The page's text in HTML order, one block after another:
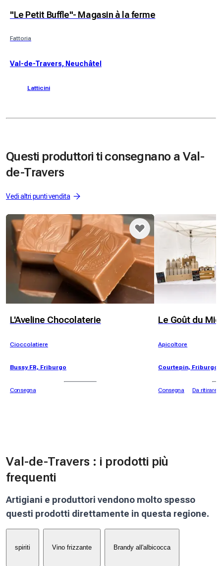
"Le Petit Buffle"- Magasin à la ferme
Fattoria
Val-de-Travers, Neuchâtel
Latticini
Questi produttori ti consegnano a Val-
de-Travers
Vedi altri punti vendita
L'Aveline Chocolaterie
Cioccolatiere
Bussy FR, Friburgo
Consegna
Le Goût du
Apicoltore
Courtepin, Friburgo
Consegna Da ritirare
Val-de-Travers : i prodotti più
frequenti
Artigiani e produttori vendono molto spesso
questi prodotti direttamente in questa regione.
spiriti Vino frizzante Brandy all'albicocca